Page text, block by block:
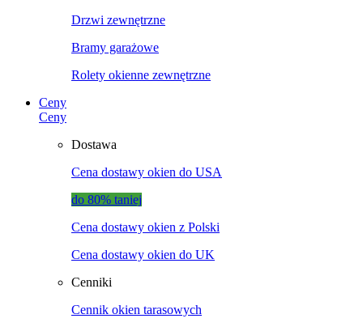
Drzwi zewnętrzne
Bramy garażowe
Rolety okienne zewnętrzne
Ceny
Ceny
Dostawa
Cena dostawy okien do USA
do 80% taniej
Cena dostawy okien z Polski
Cena dostawy okien do UK
Cenniki
Cennik okien tarasowych